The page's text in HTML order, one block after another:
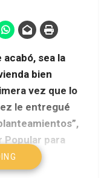
acabó, sea la
bien
vez que lo
le entregué
para